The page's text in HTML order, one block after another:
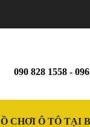
090 828 1558 -
CHƠI Ô TÔ TẠI